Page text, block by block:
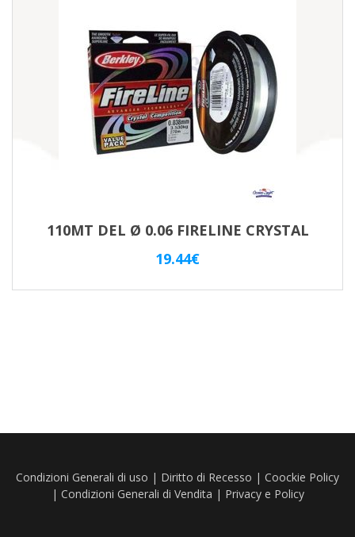
110MT DEL Ø 0.06 FIRELINE CRYSTAL
19.44€
Condizioni Generali di uso | Diritto di Recesso | Coockie Policy
| Condizioni Generali di Vendita | Privacy e Policy